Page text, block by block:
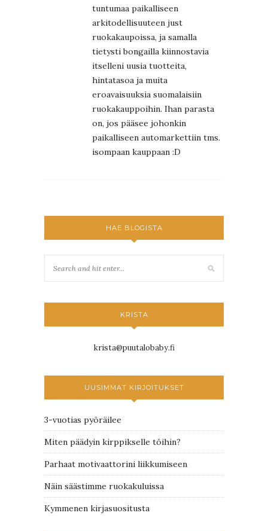
tuntumaa paikalliseen
arkitodellisuuteen just
ruokakaupoissa, ja samalla
tietysti bongailla kiinnostavia
itselleni uusia tuotteita,
hintatasoa ja muita
eroavaisuuksia suomalaisiin
ruokakauppoihin. Ihan parasta
on, jos pääsee johonkin
paikalliseen automarkettiin tms.
isompaan kauppaan :D
HAE BLOGISTA
KRISTA
krista@puutalobaby.fi
UUSIMMAT KIRJOITUKSET
3-vuotias pyöräilee
Miten päädyin kirppikselle töihin?
Parhaat motivaattorini liikkumiseen
Näin säästimme ruokakuluissa
Kymmenen kirjasuositusta